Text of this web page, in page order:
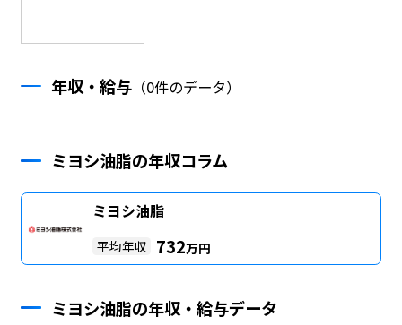
年収・給与 （0件のデータ）
ミヨシ油脂の年収コラム
ミヨシ油脂
平均年収 732万円
ミヨシ油脂の年収・給与データ